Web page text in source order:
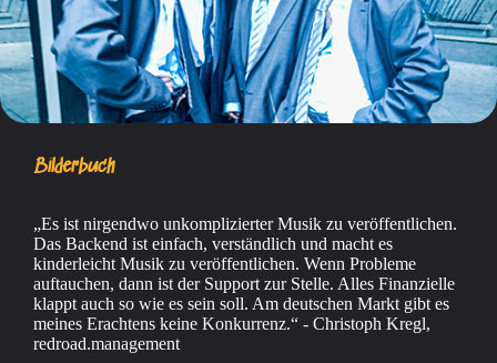
Bilderbuch
Es ist nirgendwo unkomplizierter Musik zu veröffentlichen.
Das Backend ist einfach, verständlich und macht es
kinderleicht Musik zu veröffentlichen. Wenn Probleme
auftauchen, dann ist der Support zur Stelle. Alles Finanzielle
klappt auch so wie es sein soll. Am deutschen Markt gibt es
meines Erachtens keine Konkurrenz.
- Christoph Kregl,
redroad.management